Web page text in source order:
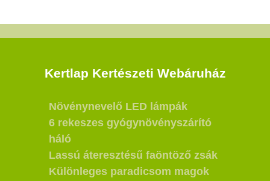
Kertlap Kertészeti Webáruház
Növénynevelő LED lámpák
6 rekeszes gyógynövényszárító
háló
Lassú áteresztésű faöntöző zsák
Különleges paradicsom magok